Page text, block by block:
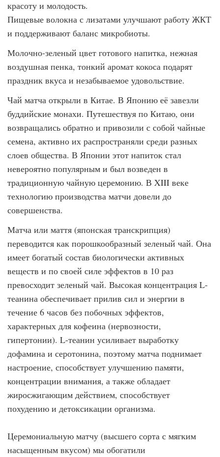
красоту и молодость.
Пищевые волокна с лизатами улучшают работу ЖКТ
и поддерживают баланс микробиоты.
Молочно-зеленый цвет готового напитка, нежная
воздушная пенка, тонкий аромат кокоса подарят
праздник вкуса и незабываемое удовольствие.
Чай матча открыли в Китае. В Японию её завезли
буддийские монахи. Путешествуя по Китаю, они
возвращались обратно и привозили с собой чайные
семена, активно их распространяли среди разных
слоев общества. В Японии этот напиток стал
невероятно популярным и был возведен в
традиционную чайную церемонию. В XIII веке
технологию производства матчи довели до
совершенства.
Матча или маття (японская транскрипция)
переводится как порошкообразный зеленый чай. Она
имеет богатый состав биологически активных
веществ и по своей силе эффектов в 10 раз
превосходит зеленый чай. Высокая концентрация L-
теанина обеспечивает прилив сил и энергии в
течение 6 часов без побочных эффектов,
характерных для кофеина (нервозности,
гипертонии). L-теанин усиливает выработку
дофамина и серотонина, поэтому матча поднимает
настроение, способствует улучшению памяти,
концентрации внимания, а также обладает
жиросжигающим действием, способствует
похудению и детоксикации организма.
Церемониальную матчу (высшего сорта с мягким
насыщенным вкусом) мы обогатили